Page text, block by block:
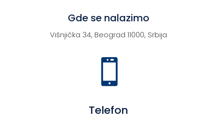
Gde se nalazimo
Višnjička 34, Beograd 11000, Srbija

Telefon